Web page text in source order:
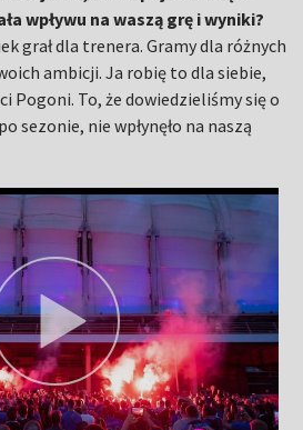
wpływu na waszą grę i wyniki?
grał dla trenera. Gramy dla różnych
ambicji. Ja robię to dla siebie,
Pogoni. To, że dowiedzieliśmy się o
sezonie, nie wpłynęło na naszą